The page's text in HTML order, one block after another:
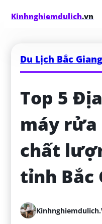
Kinhnghiemdulich.vn
Du Lịch Bắc Giang
Top 5
máy
chất
tỉnh Bắc